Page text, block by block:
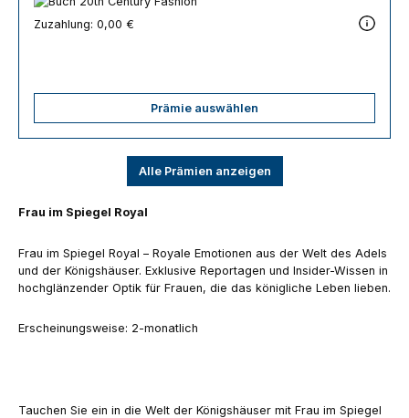
Zuzahlung: 0,00 €
Prämie auswählen
Alle Prämien anzeigen
Frau im Spiegel Royal
Frau im Spiegel Royal – Royale Emotionen aus der Welt des Adels
und der Königshäuser. Exklusive Reportagen und Insider-Wissen in
hochglänzender Optik für Frauen, die das königliche Leben lieben.
Erscheinungsweise: 2-monatlich
Tauchen Sie ein in die Welt der Königshäuser mit Frau im Spiegel